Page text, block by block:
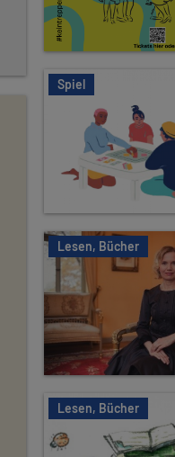
Spiel
Lesen, Bücher
Lesen, Bücher